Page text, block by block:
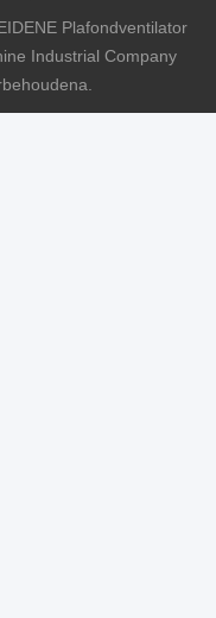
Plafondventilator
Industrial Company